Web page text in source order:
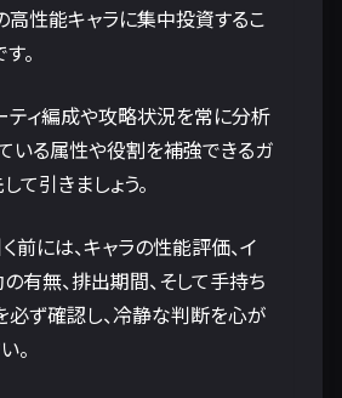
高性能キャラに集中投資するこ
。
ティ編成や攻略状況を常に分析
いる属性や役割を補強できるガ
て引きましょう。
前には、キャラの性能評価、イ
有無、排出期間、そして手持ち
必ず確認し、冷静な判断を心が
。